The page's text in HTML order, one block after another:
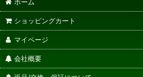
ホーム
ショッピングカート
マイページ
会社概要